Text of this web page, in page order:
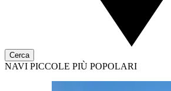
Cerca
NAVI PICCOLE PIÙ POPOLARI